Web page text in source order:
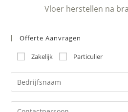
Vloer herstellen na
Offerte Aanvragen
Zakelijk Particulier